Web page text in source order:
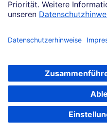
Konditionen und Preise
Rechtliche Hinweise
Soweit auf dieser Internetseite von
sich dies auf die Angebote der
© 2026 Deutsche Bank AG, Frankfurt